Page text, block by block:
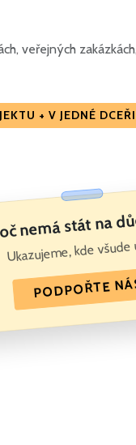
veřejných
+ V JEDNÉ
nemá stát na
Ukazujeme, kde
PODPOŘTE